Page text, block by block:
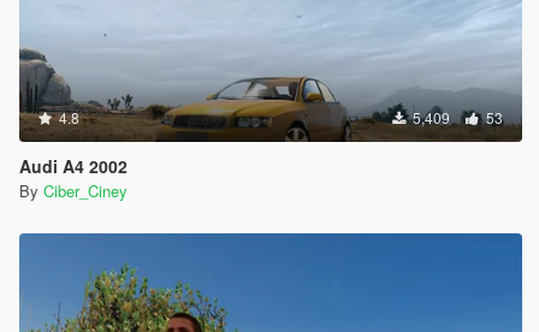
4.8 5,409 53
Audi A4 2002
By Ciber_Ciney